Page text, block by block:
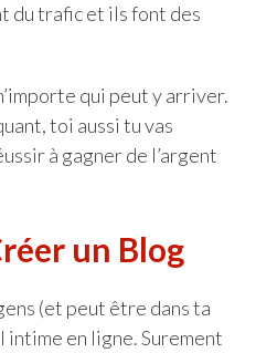
du trafic et ils font des
qui peut y arriver.
toi aussi tu vas
à gagner de l’argent
un Blog
(et peut être dans ta
intime en ligne. Surement